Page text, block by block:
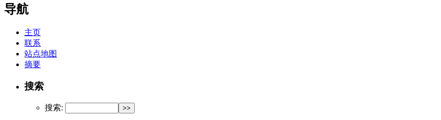
导航
主页
联系
站点地图
摘要
搜索
搜索: